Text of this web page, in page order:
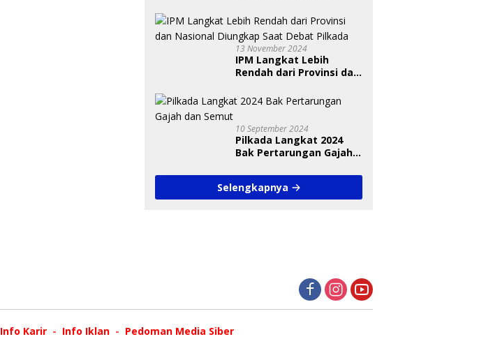
Pemilih
13 November 2024
IPM Langkat Lebih
Rendah dari Provinsi dan
Debat Pilkada
10 September 2024
Pilkada Langkat 2024
Bak Pertarungan Gajah
Selengkapnya
Info Karir Info Iklan
Pedoman Media Siber